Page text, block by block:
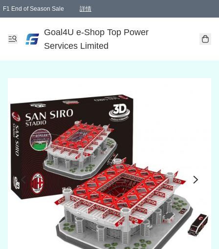
F1 End of Season Sale 詳情
Goal4U e-Shop Top Power
Services Limited